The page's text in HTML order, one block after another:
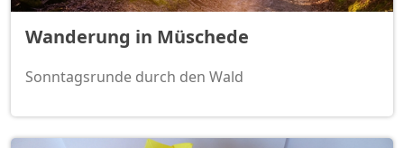
Wanderung in Müschede
Sonntagsrunde durch den Wald